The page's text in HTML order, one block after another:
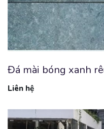
Đá mài bóng xanh
Liên hệ